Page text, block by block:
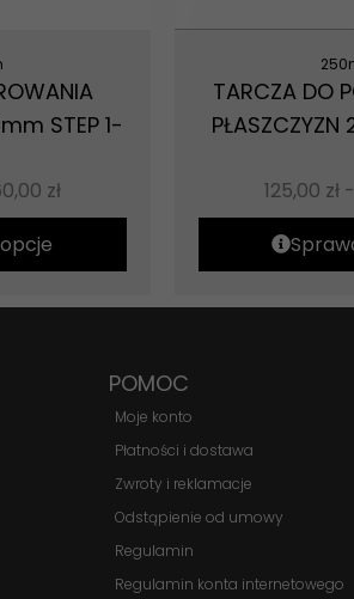
STEP 1-
zł
TARCZA DO
125,00 zł -
POMOC
Moje konto
Płatności i dostawa
Zwroty i reklamacje
Odstąpienie od umowy
Regulamin
Regulamin konta internetowego
Konieczne
Te pliki cookie
nie są